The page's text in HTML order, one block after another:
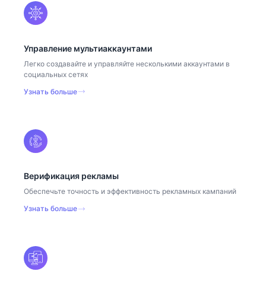
Управление мультиаккаунтами
Легко создавайте и управляйте несколькими аккаунтами в
социальных сетях
Узнать больше
Верификация рекламы
Обеспечьте точность и эффективность рекламных кампаний
Узнать больше